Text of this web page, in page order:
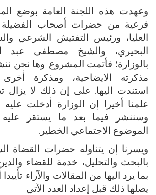
وعهدت هذه اللجنة العامة بوضع
فرعية من حضرات أصحاب
العليا، ورئيس التفتيش الشرعي
البحيري، والشيخ مصطفى عبد
بالوزارة؛ فأتمت المشروع. وها نحن
مذكرته الايضاحية، ومذكرة أخرى
استندت اليها. على إن ذلك لا يزال
علمنا أخيرا إن الوزارة أدخلت عليه
وسننشر فيما بعد ما يستقر
الموضوع الاجتماعي الخطير.
ويسرنا إن يتناوله حضرات القضاة
بالبحث والتحليل، خدمة للقضاء
بما يرد اليها من المقالات والآراء
يصلها ذلك قبل إعداد العدد الآتي: